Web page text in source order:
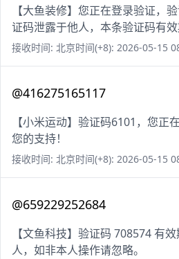
【大鱼装修】您正在登录验证，
证码泄露于他人，本条验证码有效
接收时间: 北京时间(+8): 2026-05-15
@416275165117
【小米运动】验证码6101，您正
您的支持！
接收时间: 北京时间(+8): 2026-05-15
@659229252684
【文鱼科技】验证码 708574 有
人，如非本人操作请忽略。